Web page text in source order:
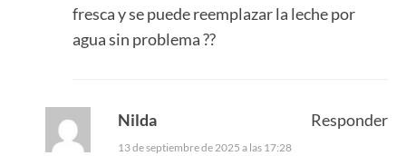
fresca y se puede reemplazar la leche por
agua sin problema ??
Nilda
13 de septiembre de 2025 a las 17:28
Responder